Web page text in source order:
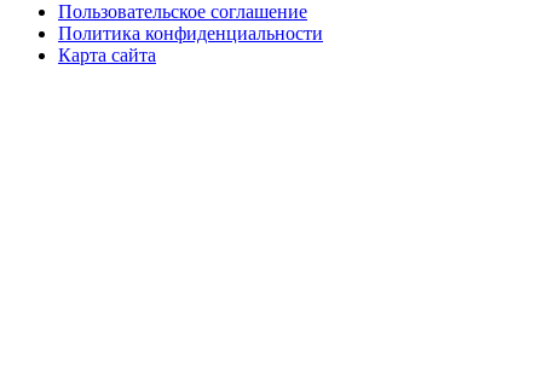
Пользовательское соглашение
Политика конфиденциальности
Карта сайта